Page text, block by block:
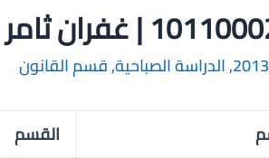
| غفران ثامر رجب رمل
,الدراسة الصباحية,قسم القانون
القسم